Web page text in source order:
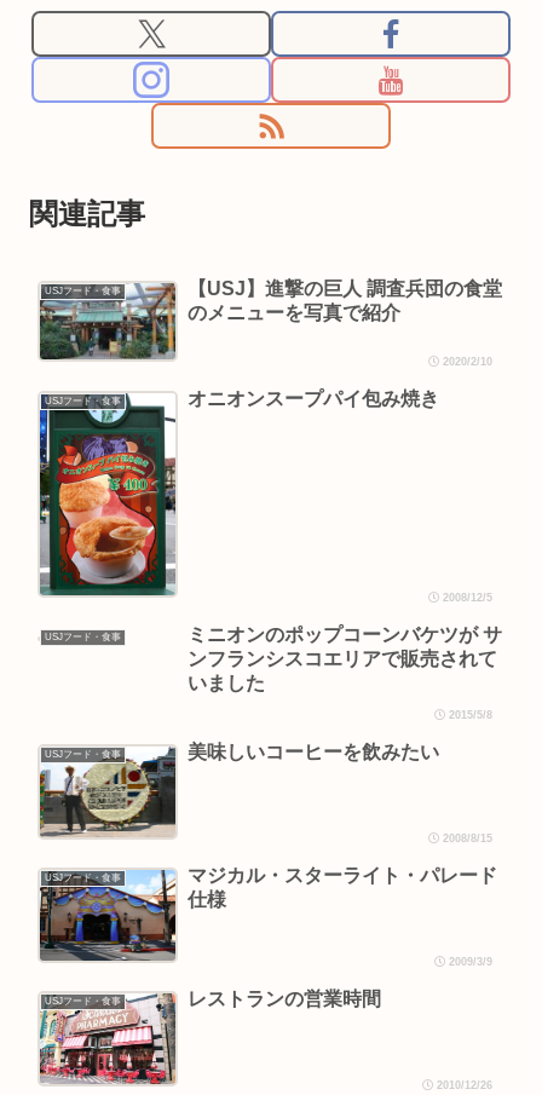
関連記事
USJフード・食事
【USJ】進撃の巨人 調査兵団の食堂
のメニューを写真で紹介
2020/2/10
USJフード・食事 オニオンスープパイ包み焼き
2008/12/5
USJフード・食事
ミニオンのポップコーンバケツが サ
ンフランシスコエリアで販売されて
いました
2015/5/8
USJフード・食事 美味しいコーヒーを飲みたい
2008/8/15
USJフード・食事
マジカル・スターライト・パレード
仕様
2009/3/9
USJフード・食事 レストランの営業時間
2010/12/26